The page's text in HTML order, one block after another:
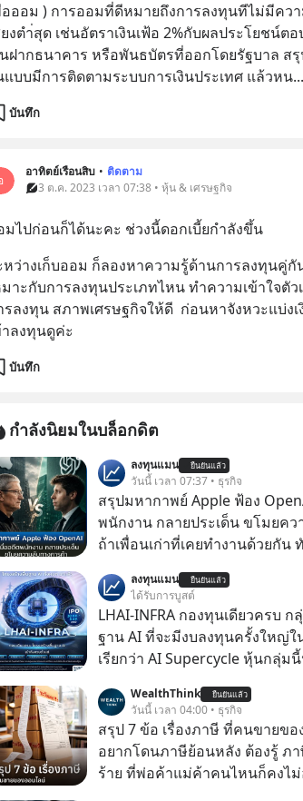
อออม ) การออมที่ดีหมายถึงการลงทุนทีไม่มีคว
ยงตำ่สุด เช่นอัตราเงินเฟ้อ 2%กับผลประโยชน์ต
นฝากธนาคาร หรือพันธบัตรที่ออกโดยรัฐบาล ส
แบบมีการติดตามระบบการเงินประเทศ แล้วหน...
บันทึก
อาทิตย์เรือนสิบ • ติดตาม
3 ต.ค. 2023 เวลา 07:38 • หุ้น & เศรษฐกิจ
มไปก่อนก็ได้นะคะ ช่วงนี้ดอกเบี้ยกำลังขึ้น
หว่างเก็บออม ก็ลองหาความรู้ด้านการลงทุนคู่กั
มาะกับการลงทุนประเภทไหน ทำความเข้าใจตั
รลงทุน สภาพเศรษฐกิจให้ดี  ก่อนหาจังหวะแบ่ง
าลงทุนดูค่ะ
บันทึก
กำลังนิยมในบล็อกดิต
ลงทุนแมน ยืนยันแล้ว
วันนี้ เวลา 07:37 • ธุรกิจ
สรุปมหากาพย์ Apple ฟ้อง
พนักงาน กลายประเด็น ขโมยค
ถ้าเพื่อนเก่าที่เคยทำงานด้วยกัน
เดียวกันลงทุนแมน ยืนยันแล้ว
ได้รับการบูสต์
LHAI-INFRA กองทุนเดียวครบ
ฐาน AI ที่จะมีงบลงทุนครั้งใหญ่ใ
เรียกว่า AI Supercycle หุ้นกลุ่ม
ลงทุน AI อย่างต่อเนื่อง ซึ่งต้องกา
ฐานด้าน AI จำนวนมาก ตั้งแต่เ
ยันระบบไฟฟ้า และระบายความ
WealthThink ยืนยันแล้ว
วันนี้ เวลา 04:00 • ธุรกิจ
สรุป 7 ข้อ เรื่องภาษี ที่คนขายข
อยากโดนภาษีย้อนหลัง ต้องรู้ ภ
ร้าย ที่พ่อค้าแม่ค้าคนไหนก็คงไม่